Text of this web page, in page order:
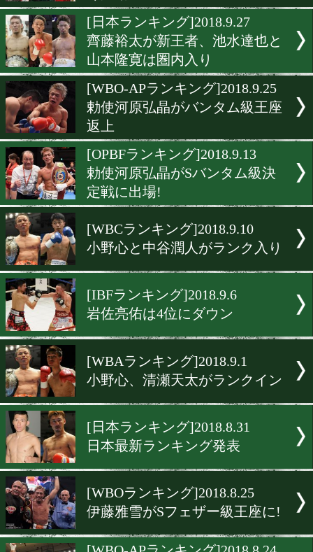
前王者の復活目立つ最新ラ
ング
[IBFランキング]2018.10.4
前王者の岩佐亮佑が最上位
[WBOランキング]2018.9.27
WBSS開催のバンタム級で
く変動
[日本ランキング]2018.9.27
齊藤裕太が新王者、池水達
[WBO-APランキング
勅使河原弘晶がバンタム級
返上
勅使河原弘晶がSバンタム
定戦に出場!
[WBCランキング]2018.9.10
小野心と中谷潤人がランク